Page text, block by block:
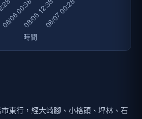
東行，經大崎腳、小格頭、坪林、石